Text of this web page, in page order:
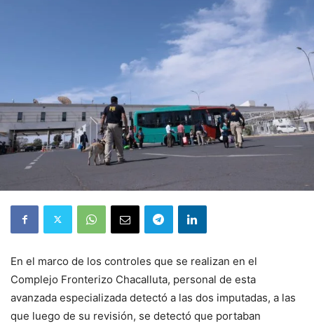
En el marco de los controles que se realizan en el
Complejo Fronterizo Chacalluta, personal de esta
avanzada especializada detectó a las dos imputadas, a las
que luego de su revisión, se detectó que portaban